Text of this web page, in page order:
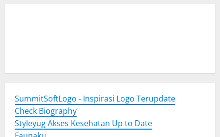
SummitSoftLogo - Inspirasi Logo Terupdate
Check Biography
Styleyug Akses Kesehatan Up to Date